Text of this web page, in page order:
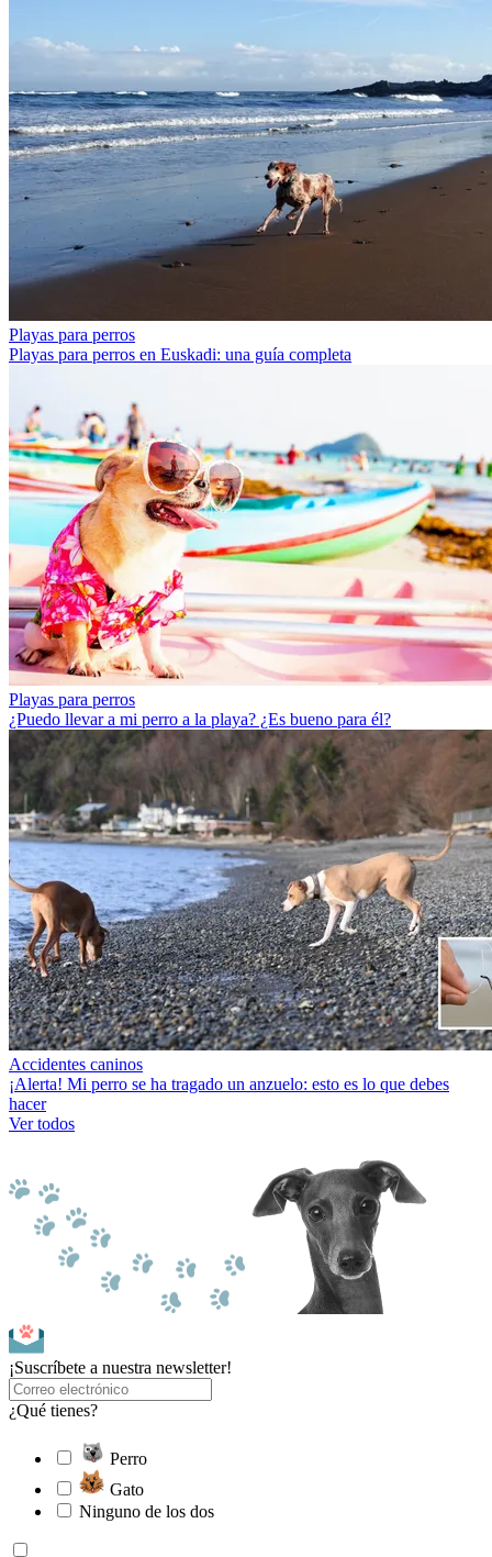
Playas para perros
Playas para perros en Euskadi: una guía completa
Playas para perros
¿Puedo llevar a mi perro a la playa? ¿Es bueno para él?
Accidentes caninos
¡Alerta! Mi perro se ha tragado un anzuelo: esto es lo que debes
hacer
Ver todos
¡Suscríbete a nuestra newsletter!
¿Qué tienes?
Perro
Gato
Ninguno de los dos